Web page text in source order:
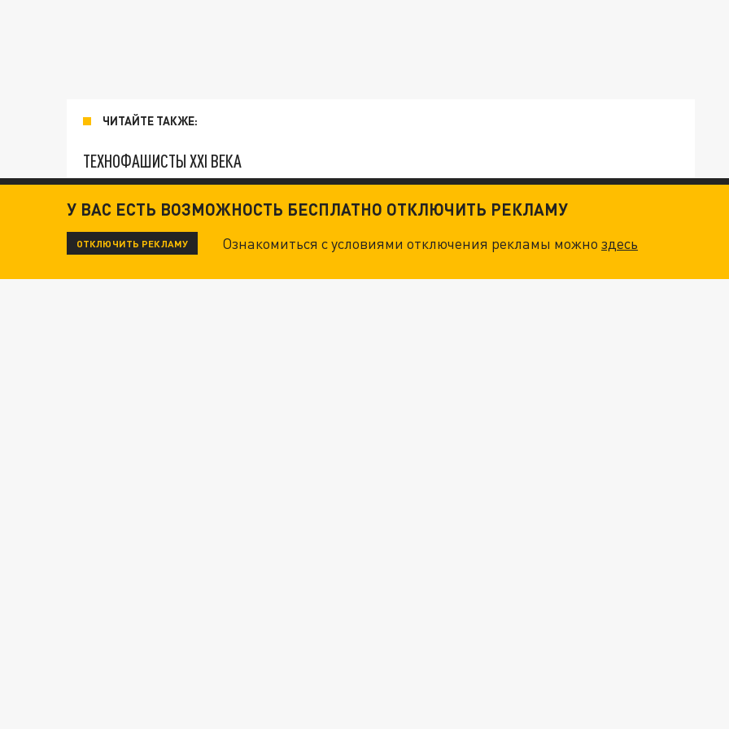
ЧИТАЙТЕ ТАКЖЕ:
ТЕХНОФАШИСТЫ XXI ВЕКА
"КРОТАМИ" БЫЛИ ВСЕ? ТЕРАКТ В ЦЕНТРЕ МОСКВЫ: НА ГЕНЕРАЛОВ ОХОТЯТСЯ "ЖИВЫЕ ДРОНЫ"
ДАНЯ С ДАШЕЙ СПАСЛИСЬ ОТ БОЕВИКОВ ВСУ. НО БЕДЫ ДЛЯ МАЛЫШЕЙ НЕ ЗАКОНЧИЛИСЬ
У ВАС ЕСТЬ ВОЗМОЖНОСТЬ БЕСПЛАТНО ОТКЛЮЧИТЬ РЕКЛАМУ
ОТКЛЮЧИТЬ РЕКЛАМУ Ознакомиться с условиями отключения рекламы можноздесь